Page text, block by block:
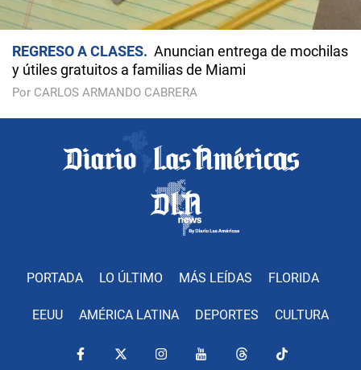
REGRESO A CLASES
Anuncian entrega de mochilas
y útiles gratuitos a familias de Miami
Por CARLOS ARMANDO CABRERA
PORTADA LO ÚLTIMO MÁS LEÍDAS FLORIDA
EEUU AMÉRICA LATINA DEPORTES CULTURA